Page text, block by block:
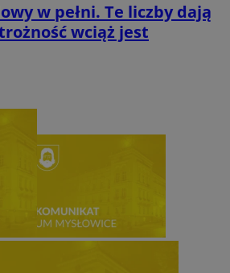
w pełni. Te liczby dają
wciąż jest